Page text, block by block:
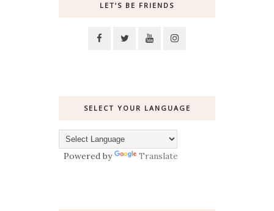
LET’S BE FRIENDS
SELECT YOUR LANGUAGE
Powered by Translate